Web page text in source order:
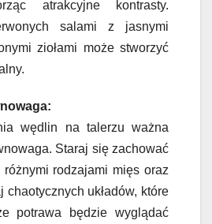
atrakcyjne kontrasty.
salami z jasnymi
ziołami może stworzyć
wędlin na talerzu ważna
Staraj się zachować
różnymi rodzajami mięs oraz
chaotycznych układów, które
potrawa będzie wyglądać